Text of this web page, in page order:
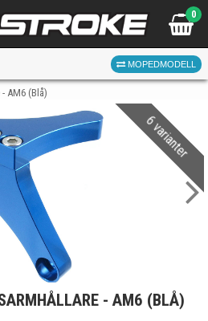
0
MOPEDMODELL
FÖR RÄTT DELAR
VÄLJ
visa delar för vald moped
AM6 (Blå)
6 varianter
- AM6 (BLÅ)